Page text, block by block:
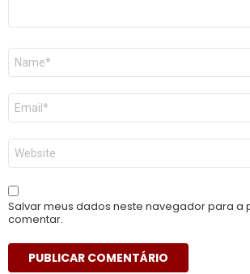
Nome
E-
mail
*
Site
Salvar meus dados neste navegador para a
comentar.